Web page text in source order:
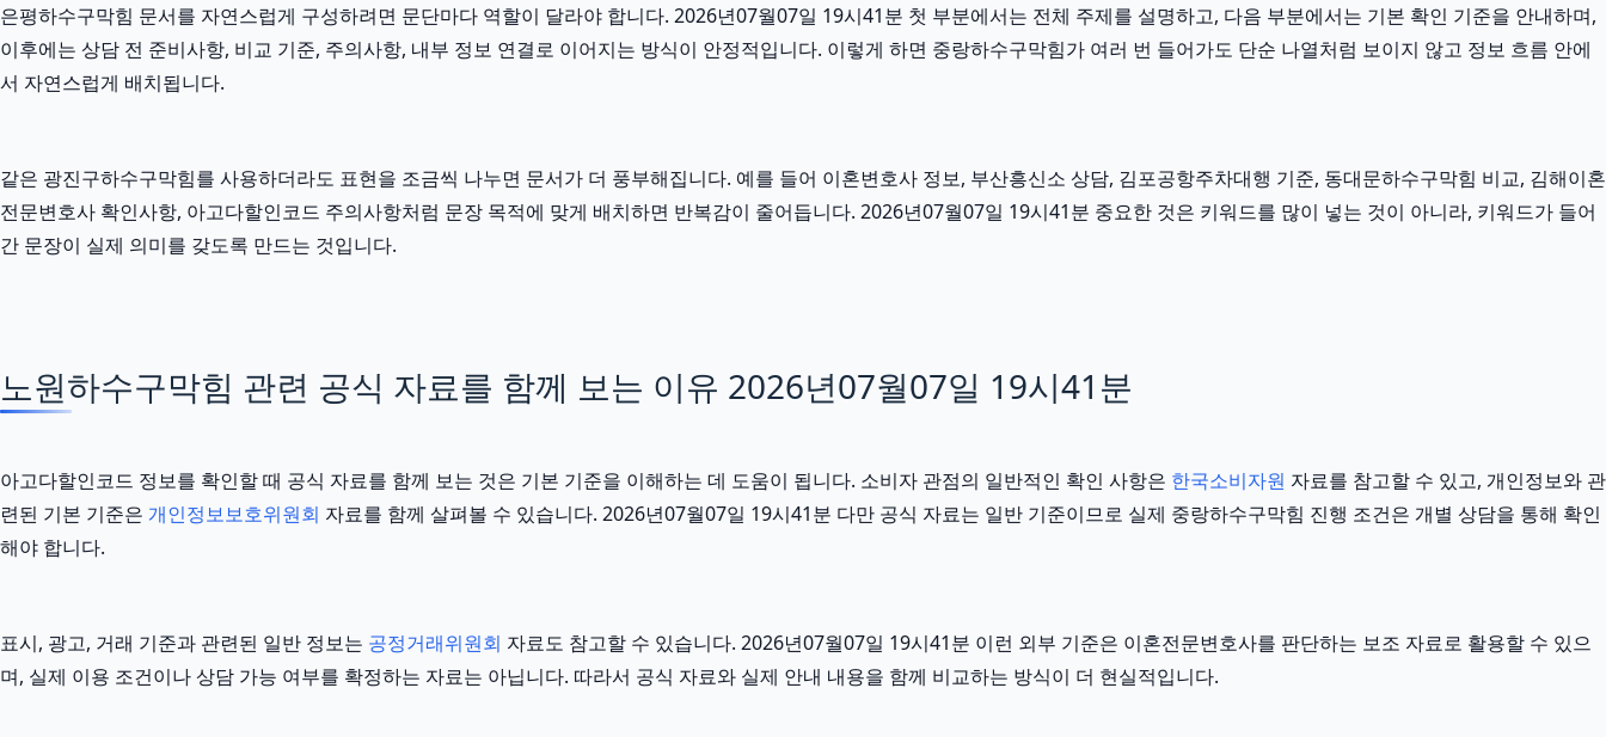
은평하수구막힘 문서를 자연스럽게 구성하려면 문단마다 역할이 달라야 합니다. 2026년07월07일 19시41분 첫 부분에서는 전체 주제를 설명하고, 다음 부분에서는 기본 확인 기준을 안내하며,
이후에는 상담 전 준비사항, 비교 기준, 주의사항, 내부 정보 연결로 이어지는 방식이 안정적입니다. 이렇게 하면 중랑하수구막힘가 여러 번 들어가도 단순 나열처럼 보이지 않고 정보 흐름 안에
서 자연스럽게 배치됩니다.
같은 광진구하수구막힘를 사용하더라도 표현을 조금씩 나누면 문서가 더 풍부해집니다. 예를 들어 이혼변호사 정보, 부산흥신소 상담, 김포공항주차대행 기준, 동대문하수구막힘 비교, 김해이혼
전문변호사 확인사항, 아고다할인코드 주의사항처럼 문장 목적에 맞게 배치하면 반복감이 줄어듭니다. 2026년07월07일 19시41분 중요한 것은 키워드를 많이 넣는 것이 아니라, 키워드가 들어
간 문장이 실제 의미를 갖도록 만드는 것입니다.
노원하수구막힘 관련 공식 자료를 함께 보는 이유 2026년07월07일 19시41분
아고다할인코드 정보를 확인할 때 공식 자료를 함께 보는 것은 기본 기준을 이해하는 데 도움이 됩니다. 소비자 관점의 일반적인 확인 사항은 한국소비자원 자료를 참고할 수 있고, 개인정보와 관
련된 기본 기준은 개인정보보호위원회 자료를 함께 살펴볼 수 있습니다. 2026년07월07일 19시41분 다만 공식 자료는 일반 기준이므로 실제 중랑하수구막힘 진행 조건은 개별 상담을 통해 확인
해야 합니다.
표시, 광고, 거래 기준과 관련된 일반 정보는 공정거래위원회 자료도 참고할 수 있습니다. 2026년07월07일 19시41분 이런 외부 기준은 이혼전문변호사를 판단하는 보조 자료로 활용할 수 있으
며, 실제 이용 조건이나 상담 가능 여부를 확정하는 자료는 아닙니다. 따라서 공식 자료와 실제 안내 내용을 함께 비교하는 방식이 더 현실적입니다.